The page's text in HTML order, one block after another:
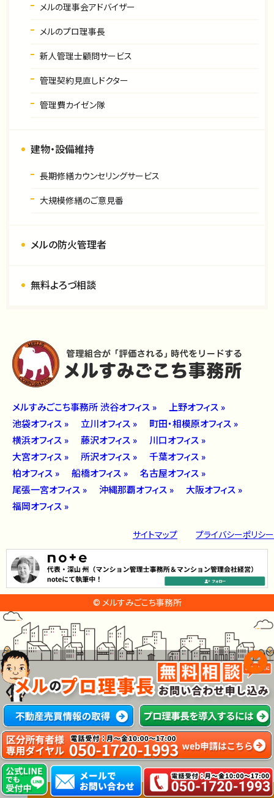
メルの理事会アドバイザー
メルのプロ理事長
新人管理士顧問サービス
管理契約見直しドクター
管理費カイゼン隊
建物・設備維持
長期修繕カウンセリングサービス
大規模修繕のご意見番
メルの防火管理者
無料よろづ相談
メルすみごこち事務所 渋谷オフィス »
上野オフィス »
池袋オフィス »
立川オフィス »
町田・相模原オフィス »
横浜オフィス »
藤沢オフィス »
川口オフィス »
大宮オフィス »
所沢オフィス »
千葉オフィス »
柏オフィス »
船橋オフィス »
名古屋オフィス »
尾張一宮オフィス »
沖縄那覇オフィス »
大阪オフィス »
福岡オフィス »
サイトマップ プライバシーポリシー
© メルすみごこち事務所